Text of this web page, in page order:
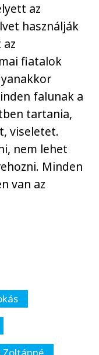
az
használják
fiatalok
falunak a
tartania,
viseletet.
nem lehet
Minden
van az